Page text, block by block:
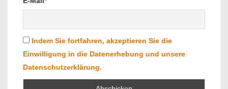
Indem Sie fortfahren, akzeptieren Sie die
Einwilligung in die Datenerhebung und unsere
Datenschutzerklärung.